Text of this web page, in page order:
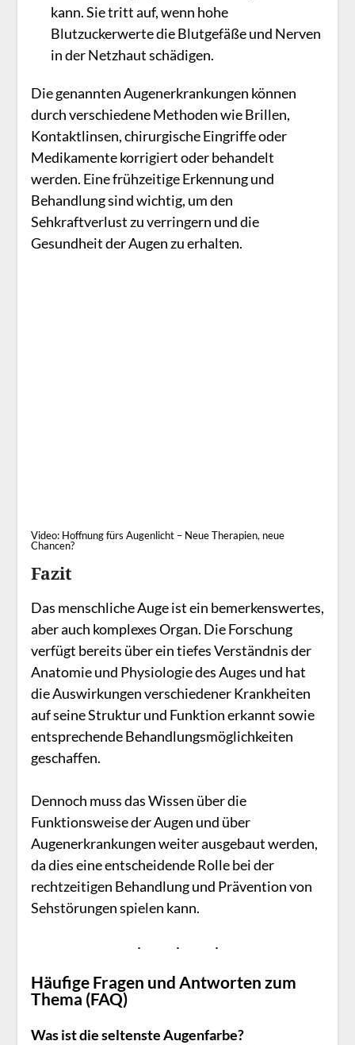
kann. Sie tritt auf, wenn hohe
Blutzuckerwerte die Blutgefäße und Nerven
in der Netzhaut schädigen.
Die genannten Augenerkrankungen können
durch verschiedene Methoden wie Brillen,
Kontaktlinsen, chirurgische Eingriffe oder
Medikamente korrigiert oder behandelt
werden. Eine frühzeitige Erkennung und
Behandlung sind wichtig, um den
Sehkraftverlust zu verringern und die
Gesundheit der Augen zu erhalten.
Video: Hoffnung fürs Augenlicht – Neue Therapien, neue
Chancen?
Fazit
Das menschliche Auge ist ein bemerkenswertes,
aber auch komplexes Organ. Die Forschung
verfügt bereits über ein tiefes Verständnis der
Anatomie und Physiologie des Auges und hat
die Auswirkungen verschiedener Krankheiten
auf seine Struktur und Funktion erkannt sowie
entsprechende Behandlungsmöglichkeiten
geschaffen.
Dennoch muss das Wissen über die
Funktionsweise der Augen und über
Augenerkrankungen weiter ausgebaut werden,
da dies eine entscheidende Rolle bei der
rechtzeitigen Behandlung und Prävention von
Sehstörungen spielen kann.
Häufige Fragen und Antworten zum
Thema (FAQ)
Was ist die seltenste Augenfarbe?